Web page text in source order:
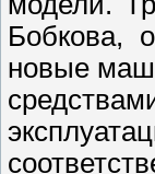
Бобкова,
новые